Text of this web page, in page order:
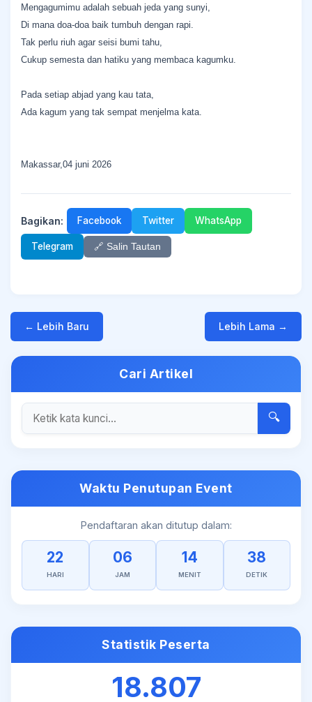
Mengagumimu adalah sebuah jeda yang sunyi,
Di mana doa-doa baik tumbuh dengan rapi.
Tak perlu riuh agar seisi bumi tahu,
Cukup semesta dan hatiku yang membaca kagumku.
Pada setiap abjad yang kau tata,
Ada kagum yang tak sempat menjelma kata.
Makassar,04 juni 2026
Bagikan: Facebook Twitter WhatsApp
Telegram 🔗 Salin Tautan
← Lebih Baru Lebih Lama →
Cari Artikel
🔍
Waktu Penutupan Event
Pendaftaran akan ditutup dalam:
22
HARI
06
JAM
14
MENIT
38
DETIK
Statistik Peserta
18.807